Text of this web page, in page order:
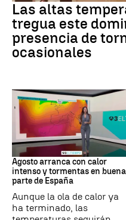
Las altas
tregua este
presencia de
ocasionales
Tiempo
Agosto arranca con calor
intenso y tormentas en buena
parte de España
Aunque la ola de calor ya
ha terminado, las